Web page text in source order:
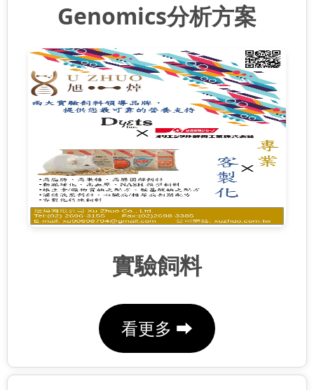
Genomics分析方案
實驗飼料
看更多 ⮕